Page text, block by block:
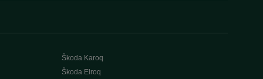
Škoda Karoq
Škoda Elroq